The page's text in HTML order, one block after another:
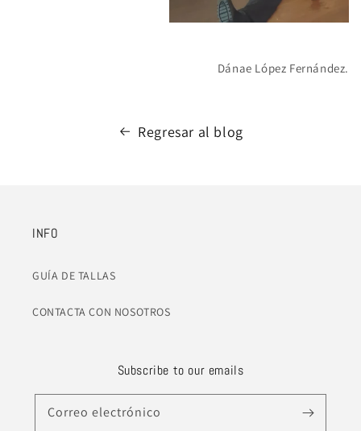
Dánae López Fernández.
Regresar al blog
INFO
GUÍA DE TALLAS
CONTACTA CON NOSOTROS
Subscribe to our emails
Correo electrónico